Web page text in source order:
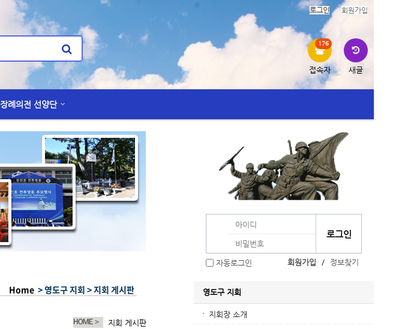
회원가입
로그인
접속자
176
새글
장례의전 선양단
Home > 영도구 지회 >지회 게시판
지회 게시판
자동로그인 회원가입 / 정보찾기
영도구 지회
지회장 소개